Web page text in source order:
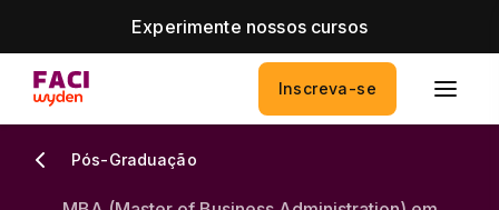
Experimente nossos cursos
Inscreva-se
Pós-Graduação